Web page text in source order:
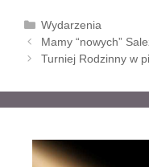
K
a
t
g
o
i
e
Wydarzenia
Z
o
a
c
Mamy “nowych”
Turniej Rodzinny w